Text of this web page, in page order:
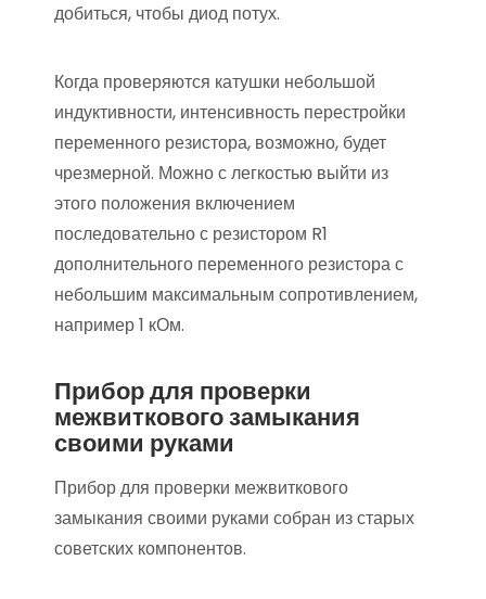
добиться, чтобы диод потух.
Когда проверяются катушки небольшой
индуктивности, интенсивность перестройки
переменного резистора, возможно, будет
чрезмерной. Можно с легкостью выйти из
этого положения включением
последовательно с резистором R1
дополнительного переменного резистора с
небольшим максимальным сопротивлением,
например 1 кОм.
Прибор для проверки
межвиткового замыкания
своими руками
Прибор для проверки межвиткового
замыкания своими руками собран из старых
советских компонентов.